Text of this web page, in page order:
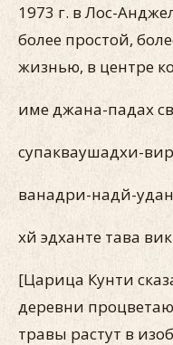
1973 г. в Лос-
более простой,
жизнью, в центре
име джана-падах
супакваушадхи-
ванадри-надй-
хй эдханте тава
[Царица Кунти
деревни
травы растут в